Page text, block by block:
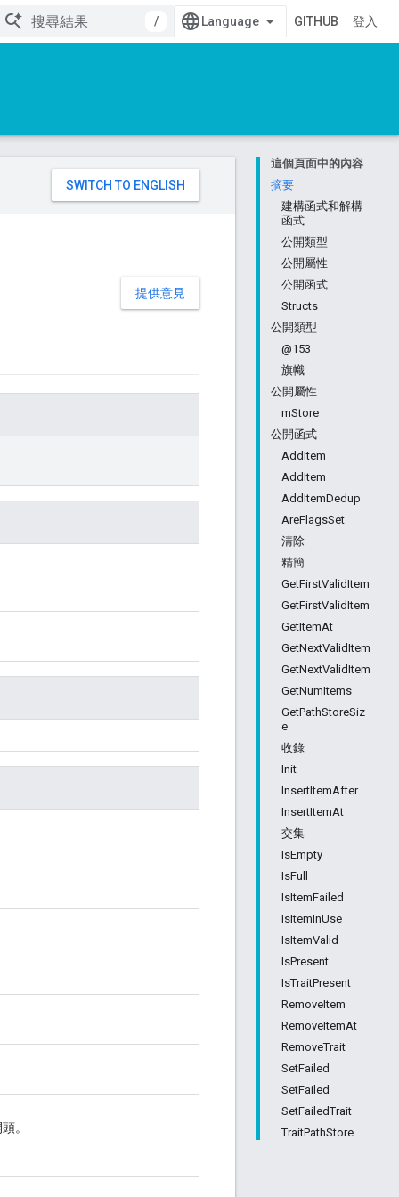
/
GITHUB 登入
這個頁面中的內容
摘要
建構函式和解構
函式
公開類型
公開屬性
公開函式
Structs
公開類型
@153
旗幟
公開屬性
mStore
公開函式
AddItem
AddItem
AddItemDedup
AreFlagsSet
清除
精簡
GetFirstValidItem
GetFirstValidItem
GetItemAt
GetNextValidItem
GetNextValidItem
GetNumItems
GetPathStoreSiz
e
收錄
Init
InsertItemAfter
InsertItemAt
交集
IsEmpty
IsFull
IsItemFailed
IsItemInUse
IsItemValid
IsPresent
IsTraitPresent
RemoveItem
RemoveItemAt
RemoveTrait
SetFailed
SetFailed
SetFailedTrait
TraitPathStore
提供意見
。